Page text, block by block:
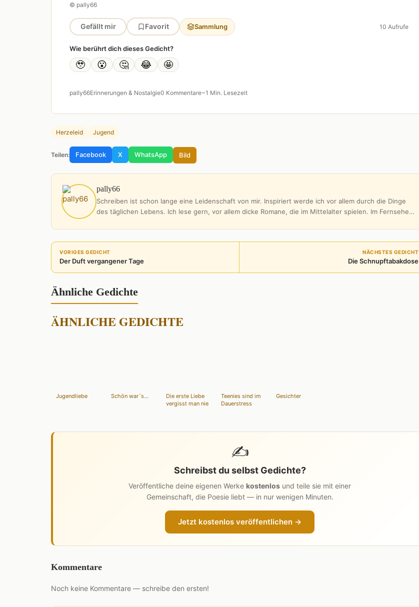
© pally66
Gefällt mir Favorit Sammlung 10 Aufrufe
Wie berührt dich dieses Gedicht?
🥹 😮 🤔 😂 🤩
pally66Erinnerungen & Nostalgie0 Kommentare~1 Min. Lesezeit
Herzeleid Jugend
Teilen: Facebook X WhatsApp Bild
pally66
Schreiben ist schon lange eine Leidenschaft von mir. Inspiriert werde ich vor allem durch die Dinge
des täglichen Lebens. Ich lese gern, vor allem dicke Romane, die im Mittelalter spielen. Im Fernsehe…
VORIGES GEDICHT
Der Duft vergangener Tage
NÄCHSTES GEDICHT
Die Schnupftabakdose
Ähnliche Gedichte
ÄHNLICHE GEDICHTE
Jugendliebe Schön war´s...
Die erste Liebe
vergisst man nie
Teenies sind im
Dauerstress
Gesichter
✍️
Schreibst du selbst Gedichte?
Veröffentliche deine eigenen Werke kostenlos und teile sie mit einer
Gemeinschaft, die Poesie liebt — in nur wenigen Minuten.
Jetzt kostenlos veröffentlichen →
Kommentare
Noch keine Kommentare — schreibe den ersten!